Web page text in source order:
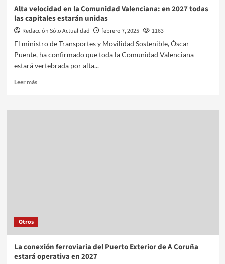
Alta velocidad en la Comunidad Valenciana: en 2027 todas
las capitales estarán unidas
Redacción Sólo Actualidad febrero 7, 2025
1163
El ministro de Transportes y Movilidad Sostenible, Óscar
Puente, ha confirmado que toda la Comunidad Valenciana
estará vertebrada por alta...
Leer más
Otros
La conexión ferroviaria del Puerto Exterior de A Coruña
estará operativa en 2027